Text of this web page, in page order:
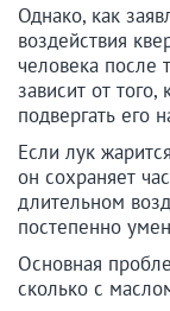
Однако, как
воздействия
человека после
зависит от
подвергать его
Если лук
он сохраняет
длительном
постепенно
Основная
сколько с